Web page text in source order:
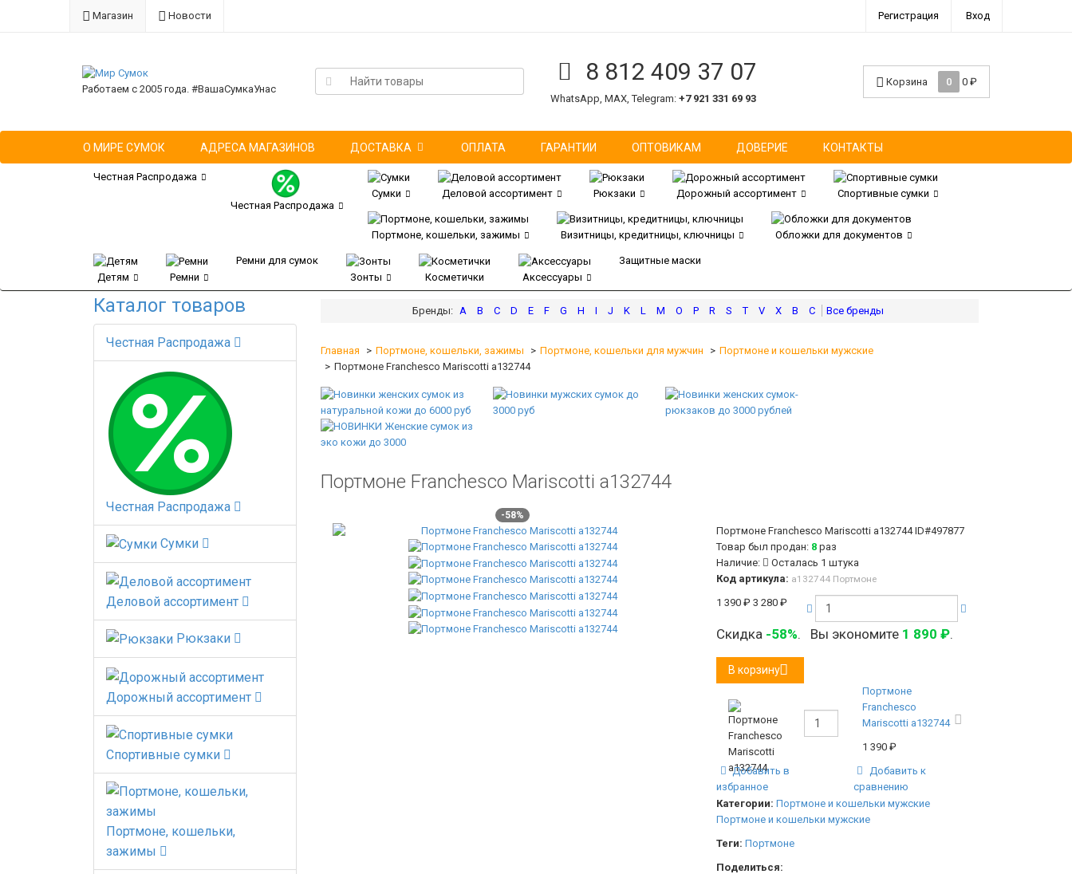
Магазин Новости Регистрация Вход
Работаем с 2005 года. #ВашаСумкаУнас
8 812 409 37 07
WhatsApp, MAX, Telegram: +7 921 331 69 93
Корзина 0 0 ₽
О МИРЕ СУМОК АДРЕСА МАГАЗИНОВ ДОСТАВКА ОПЛАТА ГАРАНТИИ ОПТОВИКАМ ДОВЕРИЕ КОНТАКТЫ
Честная Распродажа
Честная Распродажа
Сумки Деловой ассортимент Рюкзаки Дорожный ассортимент Спортивные сумки
Портмоне, кошельки, зажимы Визитницы, кредитницы, ключницы Обложки для документов
Детям Ремни
Ремни для сумок
Зонты
Косметички Аксессуары
Защитные маски
Каталог товаров
Честная Распродажа
Честная Распродажа
Сумки
Деловой ассортимент
Рюкзаки
Дорожный ассортимент
Спортивные сумки
Портмоне, кошельки,
зажимы
A B C D E F G H I J K L M O P R S T V X В С
Главная Портмоне, кошельки, зажимы Портмоне, кошельки для мужчин
Портмоне и кошельки мужские
Портмоне Franchesco Mariscotti а132744
Портмоне Franchesco Mariscotti а132744
-58%
Портмоне Franchesco Mariscotti а132744ID#497877
Товар был продан: 8 раз
Наличие:
Осталась 1 штука
Код артикула: а132744 Портмоне
1 390₽ 3 280₽
Скидка -58%. Вы экономите 1 890₽.
В корзину
Портмоне
Franchesco
Mariscotti а132744
1 390₽
Добавить в
избранное
Добавить к
сравнению
Категории: Портмоне и кошельки мужские
Портмоне и кошельки мужские
Теги: Портмоне
Поделиться: